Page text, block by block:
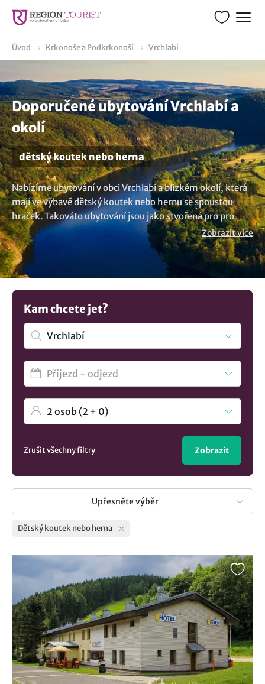
Úvod Krkonoše a Podkrkonoší Vrchlabí
Doporučené ubytování Vrchlabí a
okolí
dětský koutek nebo herna
Nabízíme ubytování v obci Vrchlabí a blízkém okolí, která
mají ve výbavě dětský koutek nebo hernu se spoustou
hraček. Takováto ubytování jsou jako stvořená pro pro
rodiny s dětmi. Během pobytu tak budete nejen obklopeni
komfortem, ale vytvoříte si i hezké vzpomínky. Vy si
odpočinete a mezitím si děti pohrají v herně a nebo když
prší, tak uvnitř v dětském koutku. Potřebujete více
možností? Prohlédněte si víceubytování v lokalitě
Zobrazit více
Kam chcete jet?
Zrušit všechny filtry Zobrazit
Upřesněte výběr
Dětský koutek nebo herna